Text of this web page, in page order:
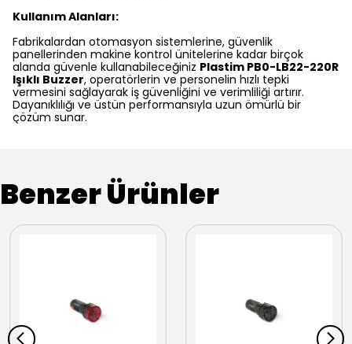
Kullanım Alanları:
Fabrikalardan otomasyon sistemlerine, güvenlik
panellerinden makine kontrol ünitelerine kadar birçok
alanda güvenle kullanabileceğiniz Plastim PB0-LB22-220R
Işıklı Buzzer, operatörlerin ve personelin hızlı tepki
vermesini sağlayarak iş güvenliğini ve verimliliği artırır.
Dayanıklılığı ve üstün performansıyla uzun ömürlü bir
çözüm sunar.
Benzer Ürünler